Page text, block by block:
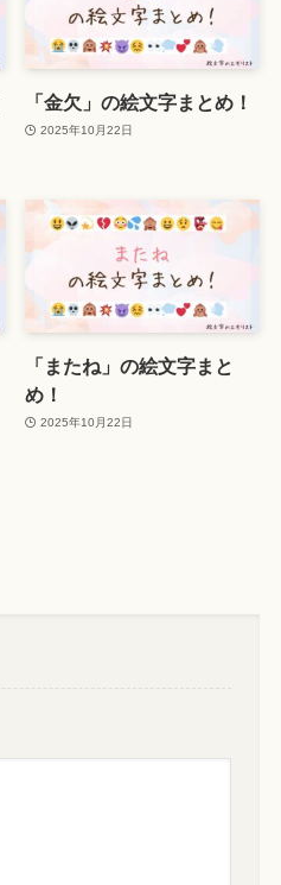
「金欠」の絵文字まとめ！
2025年10月22日
「またね」の絵文字まと
め！
2025年10月22日